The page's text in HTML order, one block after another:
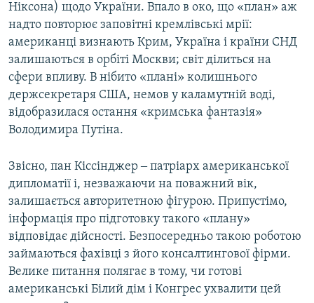
Ніксона) щодо України. Впало в око, що «план» аж
надто повторює заповітні кремлівські мрії:
американці визнають Крим, Україна і країни СНД
залишаються в орбіті Москви; світ ділиться на
сфери впливу. В нібито «плані» колишнього
держсекретаря США, немов у каламутній воді,
відобразилася остання «кримська фантазія»
Володимира Путіна.
Звісно, пан Кіссінджер ‒ патріарх американської
дипломатії і, незважаючи на поважний вік,
залишається авторитетною фігурою. Припустімо,
інформація про підготовку такого «плану»
відповідає дійсності. Безпосередньо такою роботою
займаються фахівці з його консалтингової фірми.
Велике питання полягає в тому, чи готові
американські Білий дім і Конгрес ухвалити цей